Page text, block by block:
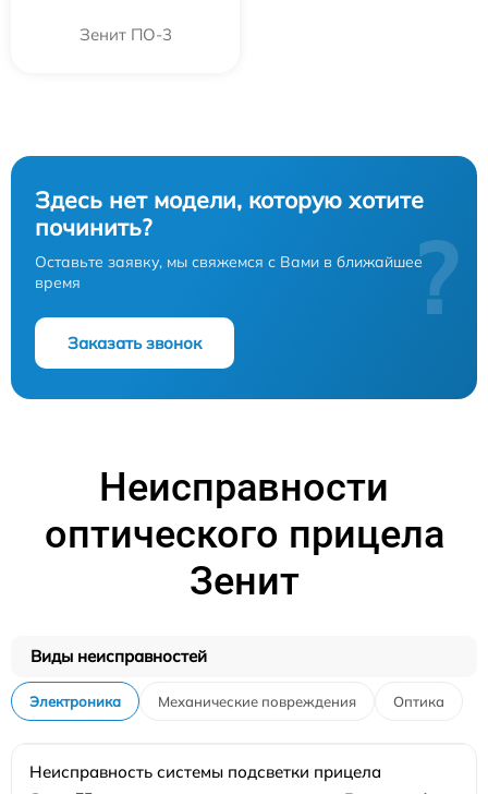
Зенит ПО-3
Здесь нет модели, которую хотите
починить?
Оставьте заявку, мы свяжемся с Вами в ближайшее
время
Заказать звонок
?
Неисправности
оптического прицела
Зенит
Виды неисправностей
Электроника Механические повреждения Оптика
Неисправность системы подсветки прицела